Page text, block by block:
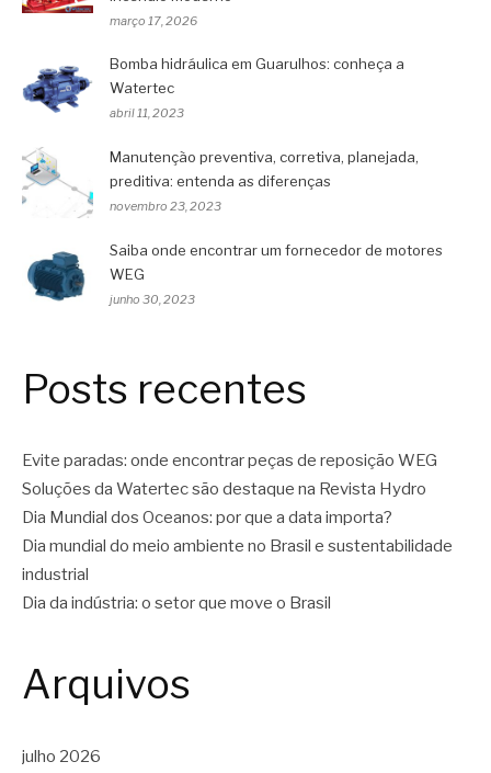
março 17, 2026
Bomba hidráulica em Guarulhos: conheça a
Watertec
abril 11, 2023
Manutenção preventiva, corretiva, planejada,
preditiva: entenda as diferenças
novembro 23, 2023
Saiba onde encontrar um fornecedor de motores
WEG
junho 30, 2023
Posts recentes
Evite paradas: onde encontrar peças de reposição WEG
Soluções da Watertec são destaque na Revista Hydro
Dia Mundial dos Oceanos: por que a data importa?
Dia mundial do meio ambiente no Brasil e sustentabilidade
industrial
Dia da indústria: o setor que move o Brasil
Arquivos
julho 2026